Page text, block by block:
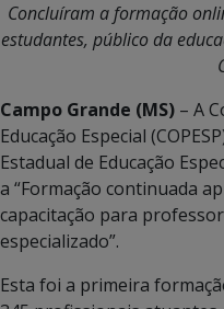
Concluíram a formação
estudantes, público da
Campo Grande (MS) – A
Educação Especial
Estadual de Educação
a “Formação continuada
capacitação para
especializado”.
Esta foi a primeira